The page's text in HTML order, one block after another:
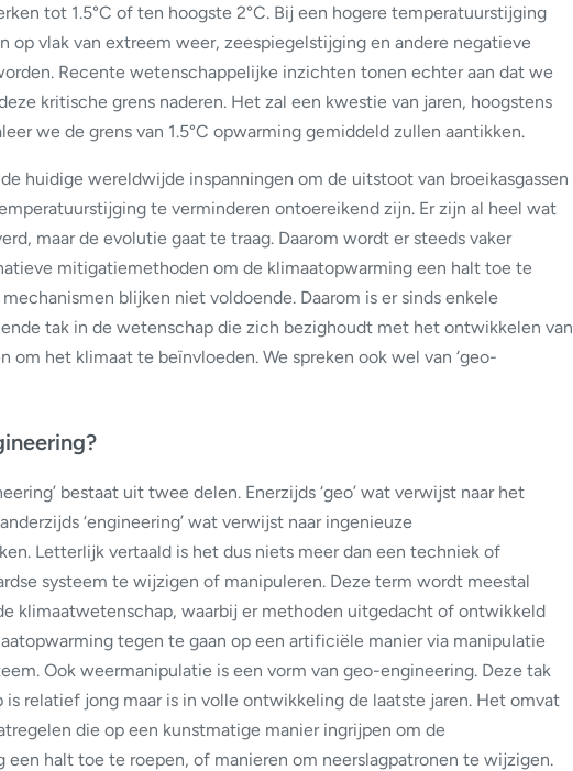
tot 1.5°C of ten hoogste 2°C. Bij een hogere temperatuurstijging
op vlak van extreem weer, zeespiegelstijging en andere negatieve
Recente wetenschappelijke inzichten tonen echter aan dat we
kritische grens naderen. Het zal een kwestie van jaren, hoogstens
we de grens van 1.5°C opwarming gemiddeld zullen aantikken.
huidige wereldwijde inspanningen om de uitstoot van broeikasgassen
te verminderen ontoereikend zijn. Er zijn al heel wat
maar de evolutie gaat te traag. Daarom wordt er steeds vaker
mitigatiemethoden om de klimaatopwarming een halt toe te
blijken niet voldoende. Daarom is er sinds enkele
tak in de wetenschap die zich bezighoudt met het ontwikkelen van
om het klimaat te beïnvloeden. We spreken ook wel van ‘geo-
bestaat uit twee delen. Enerzijds ‘geo’ wat verwijst naar het
‘engineering’ wat verwijst naar ingenieuze
Letterlijk vertaald is het dus niets meer dan een techniek of
systeem te wijzigen of manipuleren. Deze term wordt meestal
klimaatwetenschap, waarbij er methoden uitgedacht of ontwikkeld
tegen te gaan op een artificiële manier via manipulatie
Ook weermanipulatie is een vorm van geo-engineering. Deze tak
is relatief jong maar is in volle ontwikkeling de laatste jaren. Het omvat
die op een kunstmatige manier ingrijpen om de
een halt toe te roepen, of manieren om neerslagpatronen te wijzigen.